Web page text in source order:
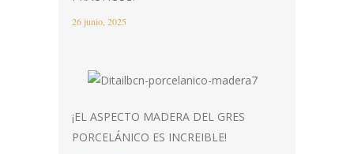
26 junio, 2025
¡EL ASPECTO MADERA DEL GRES
PORCELÁNICO ES INCREIBLE!